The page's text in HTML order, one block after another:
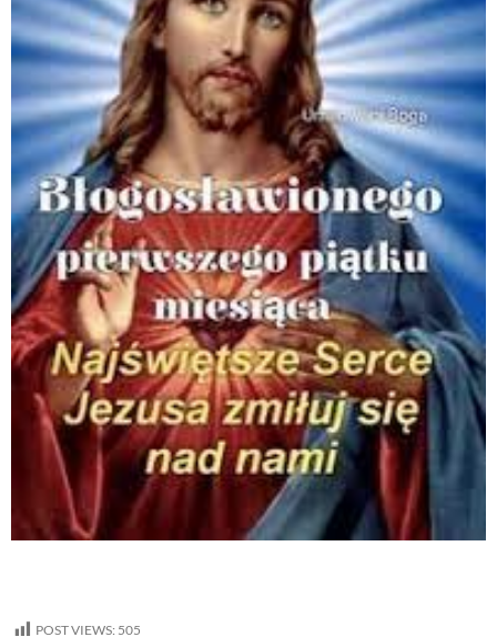
POST VIEWS: 505